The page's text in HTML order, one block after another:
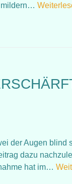
mildern…
der Augen blind
dazu
hat im…